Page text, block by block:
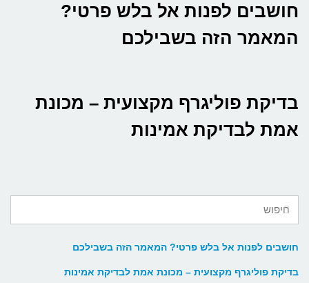
חושבים לפנות אל בלש פרטי?
המאמר הזה בשבילכם
בדיקת פוליגרף מקצועית – מכונת
אמת לבדיקת אמינות
חושבים לפנות אל בלש פרטי? המאמר הזה בשבילכם
בדיקת פוליגרף מקצועית – מכונת אמת לבדיקת אמינות